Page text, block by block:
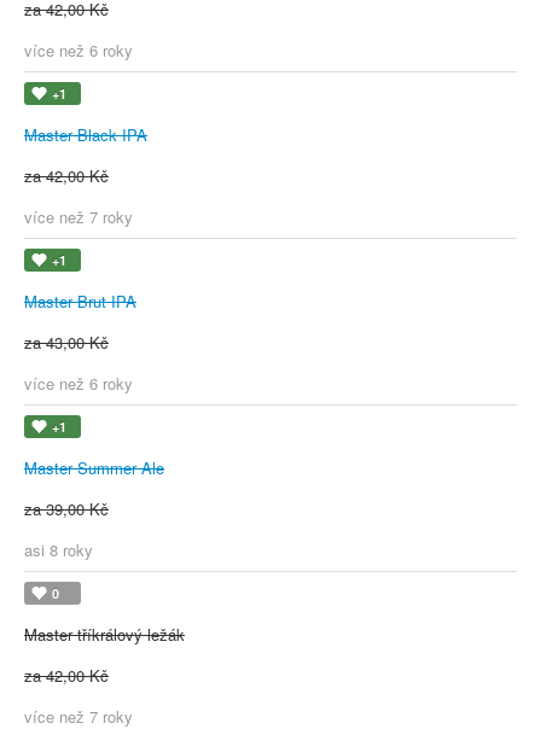
za 42,00 Kč
více než 6 roky
+1
Master Black IPA
za 42,00 Kč
více než 7 roky
+1
Master Brut IPA
za 43,00 Kč
více než 6 roky
+1
Master Summer Ale
za 39,00 Kč
asi 8 roky
0
Master tříkrálový ležák
za 42,00 Kč
více než 7 roky